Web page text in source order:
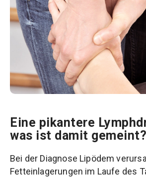
Eine pikantere
was ist damit gemeint?
Bei der Diagnose Lipödem
Fetteinlagerungen im Laufe des